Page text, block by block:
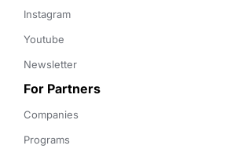
Instagram
Youtube
Newsletter
For Partners
Companies
Programs